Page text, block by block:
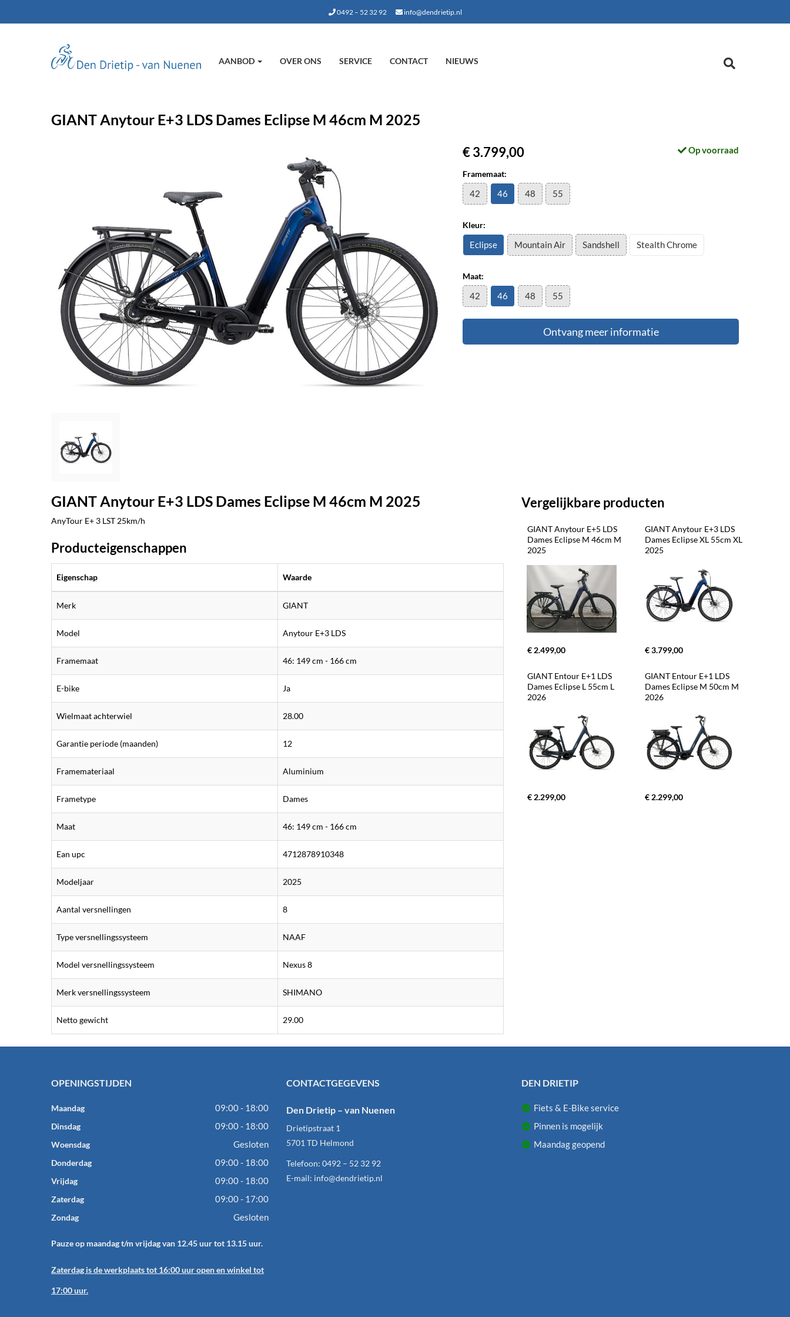
0492 – 52 32 92 info@dendrietip.nl
AANBOD OVER ONS SERVICE CONTACT NIEUWS
GIANT Anytour E+3 LDS Dames Eclipse M 46cm M 2025
€ 3.799,00 Op voorraad
Framemaat:
42 46 48 55
Kleur:
Eclipse Mountain Air Sandshell Stealth Chrome
Maat:
42 46 48 55
Ontvang meer informatie
GIANT Anytour E+3 LDS Dames Eclipse M 46cm M 2025
AnyTour E+ 3 LST 25km/h
Producteigenschappen
Eigenschap Waarde
Merk GIANT
Model Anytour E+3 LDS
Framemaat 46: 149 cm - 166 cm
E-bike Ja
Wielmaat achterwiel 28.00
Garantie periode (maanden) 12
Framemateriaal Aluminium
Frametype Dames
Maat 46: 149 cm - 166 cm
Ean upc 4712878910348
Modeljaar 2025
Aantal versnellingen 8
Type versnellingssysteem NAAF
Model versnellingssysteem Nexus 8
Merk versnellingssysteem SHIMANO
Netto gewicht 29.00
Vergelijkbare producten
GIANT Anytour E+5 LDS
Dames Eclipse M 46cm M
2025
€ 2.499,00
GIANT Anytour E+3 LDS
Dames Eclipse XL 55cm XL
2025
€ 3.799,00
GIANT Entour E+1 LDS
Dames Eclipse L 55cm L
2026
€ 2.299,00
GIANT Entour E+1 LDS
Dames Eclipse M 50cm M
2026
€ 2.299,00
OPENINGSTIJDEN
Maandag 09:00 - 18:00
Dinsdag 09:00 - 18:00
Woensdag Gesloten
Donderdag 09:00 - 18:00
Vrijdag 09:00 - 18:00
Zaterdag 09:00 - 17:00
Zondag Gesloten
Pauze op maandag t/m vrijdag van 12.45 uur tot 13.15 uur.
Zaterdag is de werkplaats tot 16:00 uur open en winkel tot
17:00 uur.
CONTACTGEGEVENS
Den Drietip – van Nuenen
Drietipstraat 1
5701 TD Helmond
Telefoon: 0492 – 52 32 92
E-mail: info@dendrietip.nl
DEN DRIETIP
Fiets & E-Bike service
Pinnen is mogelijk
Maandag geopend